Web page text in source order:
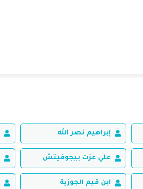
إبراهيم نصر الله
علي عزت بيجوفيتش
ابن قيم الجوزية